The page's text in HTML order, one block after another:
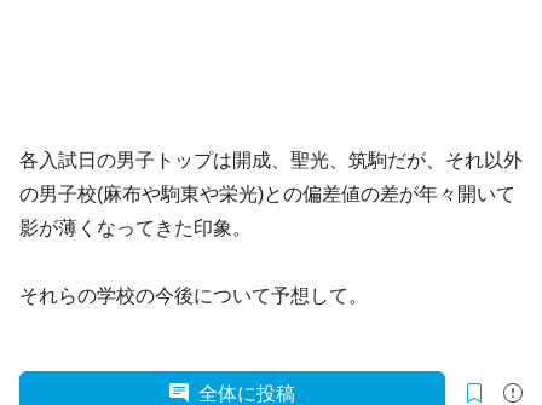
各入試日の男子トップは開成、聖光、筑駒だが、それ以外
の男子校(麻布や駒東や栄光)との偏差値の差が年々開いて
影が薄くなってきた印象。
それらの学校の今後について予想して。
全体に投稿